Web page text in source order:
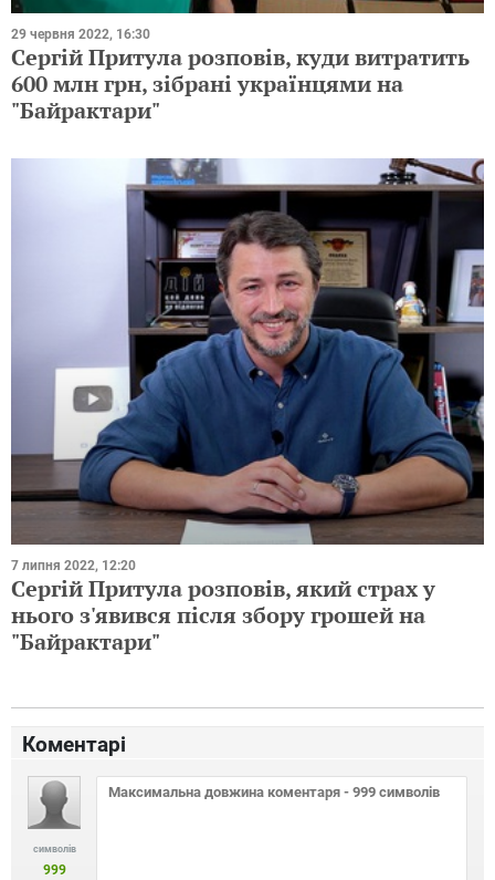
29 червня 2022, 16:30
Сергій Притула розповів, куди витратить
600 млн грн, зібрані українцями на
"Байрактари"
7 липня 2022, 12:20
Сергій Притула розповів, який страх у
нього з'явився після збору грошей на
"Байрактари"
Коментарі
символів
999